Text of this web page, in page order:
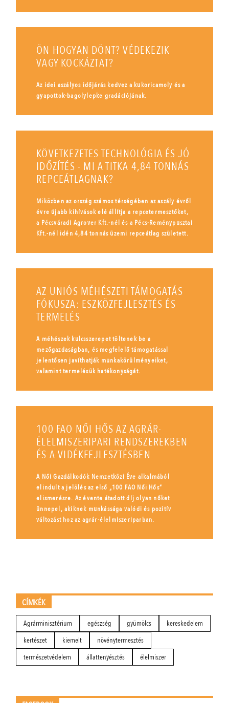
ÖN HOGYAN DÖNT? VÉDEKEZIK
VAGY KOCKÁZTAT?
Az idei aszályos időjárás kedvez a kukoricamoly és a
gyapottok-bagolylepke gradációjának.
KÖVETKEZETES TECHNOLÓGIA ÉS JÓ
IDŐZÍTÉS - MI A TITKA 4,84 TONNÁS
REPCEÁTLAGNAK?
Miközben az ország számos térségében az aszály évről
évre újabb kihívások elé állítja a repcetermesztőket,
a Pécsváradi Agrover Kft.-nél és a Pécs-Reménypusztai
Kft.-nél idén 4,84 tonnás üzemi repceátlag született.
AZ UNIÓS MÉHÉSZETI TÁMOGATÁS
FÓKUSZA: ESZKÖZFEJLESZTÉS ÉS
TERMELÉS
A méhészek kulcsszerepet töltenek be a
mezőgazdaságban, és megfelelő támogatással
jelentősen javíthatják munkakörülményeiket,
valamint termelésük hatékonyságát.
100 FAO NŐI HŐS AZ AGRÁR-
ÉLELMISZERIPARI RENDSZEREKBEN
ÉS A VIDÉKFEJLESZTÉSBEN
A Női Gazdálkodók Nemzetközi Éve alkalmából
elindult a jelölés az első „100 FAO Női Hős”
elismerésre. Az évente átadott díj olyan nőket
ünnepel, akiknek munkássága valódi és pozitív
változást hoz az agrár-élelmiszeriparban.
CÍMKÉK
Agrárminisztérium egészség gyümölcs
kereskedelem
kertészet
kiemelt
növénytermesztés
természetvédelem
állattenyésztés élelmiszer